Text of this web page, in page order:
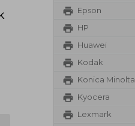
Epson
HP
Huawei
Kodak
Konica Minolta
Kyocera
Lexmark